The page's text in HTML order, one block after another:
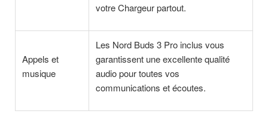
votre Chargeur partout.
Appels et
musique
Les Nord Buds 3 Pro inclus vous
garantissent une excellente qualité
audio pour toutes vos
communications et écoutes.